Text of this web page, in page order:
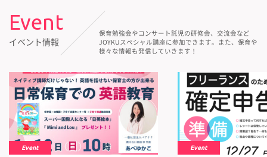
Event
イベント情報
保育勉強会やコンサート託児の研修会、交流会など
JOYKUスペシャル講座に参加できます。また、保育や
様々な情報も発信していきます！
Event Event